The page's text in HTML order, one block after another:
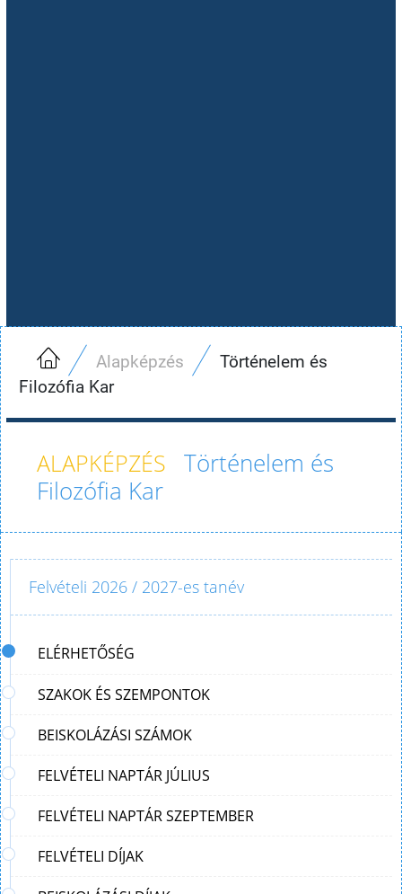
Alapképzés
Történelem és
Filozófia Kar
Történelem és
Filozófia Kar
Felvételi 2026 / 2027-es tanév
ELÉRHETŐSÉG
SZAKOK ÉS SZEMPONTOK
BEISKOLÁZÁSI SZÁMOK
FELVÉTELI NAPTÁR JÚLIUS
FELVÉTELI NAPTÁR SZEPTEMBER
FELVÉTELI DÍJAK